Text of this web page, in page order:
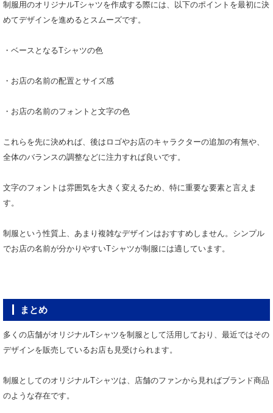
制服用のオリジナルTシャツを作成する際には、以下のポイントを最初に決
めてデザインを進めるとスムーズです。
・ベースとなるTシャツの色
・お店の名前の配置とサイズ感
・お店の名前のフォントと文字の色
これらを先に決めれば、後はロゴやお店のキャラクターの追加の有無や、
全体のバランスの調整などに注力すれば良いです。
文字のフォントは雰囲気を大きく変えるため、特に重要な要素と言えま
す。
制服という性質上、あまり複雑なデザインはおすすめしません。シンプル
でお店の名前が分かりやすいTシャツが制服には適しています。
まとめ
多くの店舗がオリジナルTシャツを制服として活用しており、最近ではその
デザインを販売しているお店も見受けられます。
制服としてのオリジナルTシャツは、店舗のファンから見ればブランド商品
のような存在です。